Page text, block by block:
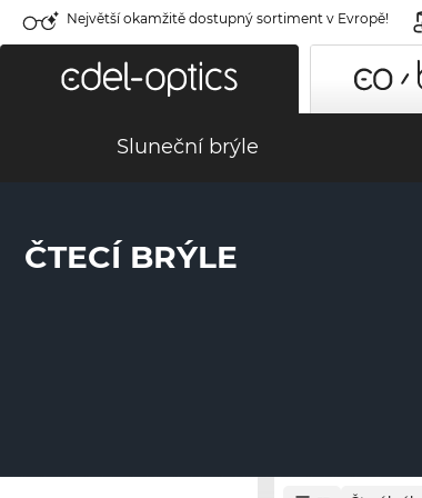
Největší okamžitě dostupný sortiment v Evropě!
Sluneční brýle
ČTECÍ BRÝLE